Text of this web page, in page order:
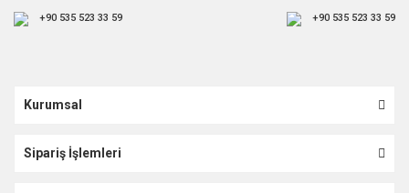
+90 535 523 33 59 +90 535 523 33 59
Kurumsal
Sipariş İşlemleri